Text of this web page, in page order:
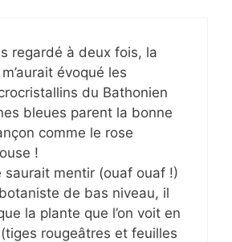
regardé à deux fois, la
évoqué les
du Bathonien
bleues parent la bonne
comme le rose
!
saurait mentir (ouaf ouaf !)
de bas niveau, il
la plante que l’on voit en
rougeâtres et feuilles